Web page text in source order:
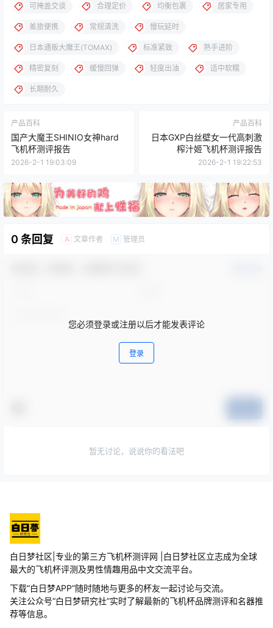
可掩盖交谈 合理定价 均衡包裹 居家专用
差旅便携 常规清洗 慢玩延时
日本通贩大魔王(TOMAX) 标准紧致 熟手进阶
精密复刻 缓慢回弹 轻度出油 适中软糯
长期耐久
产品百科
国产大魔王SHINIO女神hard
飞机杯测评报告
2026-2-1 19:03:09
产品百科
日本GXP白丝壁女一代高刺激
榨汁姬飞机杯测评报告
2026-2-1 19:22:53
0 条回复 A 文章作者 M 管理员
您必须登录或注册以后才能发表评论
登录
暂无讨论，说说你的看法吧
白日梦社区|专业的第三方飞机杯测评网 |白日梦社区立志成为全球
最大的飞机杯评测及男性情趣用品中文交流平台。
下载“白日梦APP”随时随地与更多的杯友一起讨论与交流。
关注公众号“白日梦研究社”实时了解最新的飞机杯品牌测评和名器推
荐等信息。